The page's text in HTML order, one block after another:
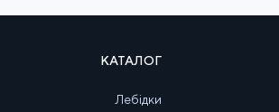
КАТАЛОГ
Лебідки